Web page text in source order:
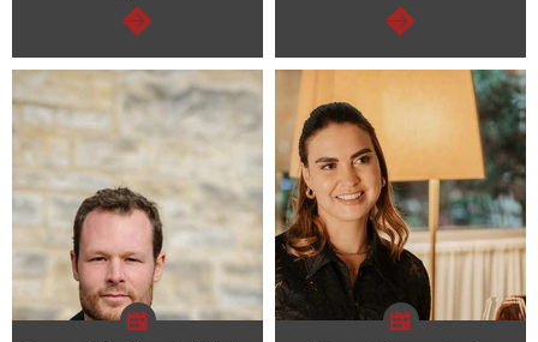
dalej dalej